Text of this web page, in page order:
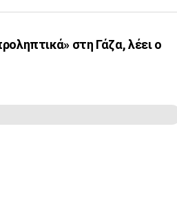
στη Γάζα, λέει ο